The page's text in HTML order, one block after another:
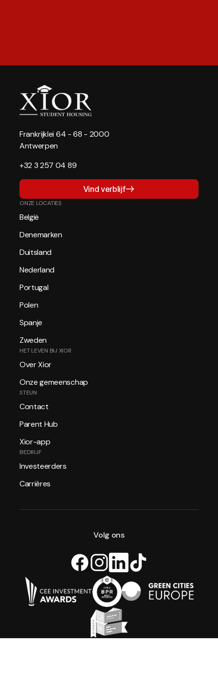
Frankrijklei 64 - 68 - 2000
Antwerpen
+32 3 257 04 89
ONZE LOCATIES
België
Denemarken
Duitsland
Nederland
Portugal
Polen
Spanje
Zweden
HET LEVEN BIJ XIOR
Over Xior
Onze gemeenschap
STEUN
Contact
Parent Hub
Xior-app
BEDRIJF
Investeerders
Carrières
Vind verblijf
Volg ons